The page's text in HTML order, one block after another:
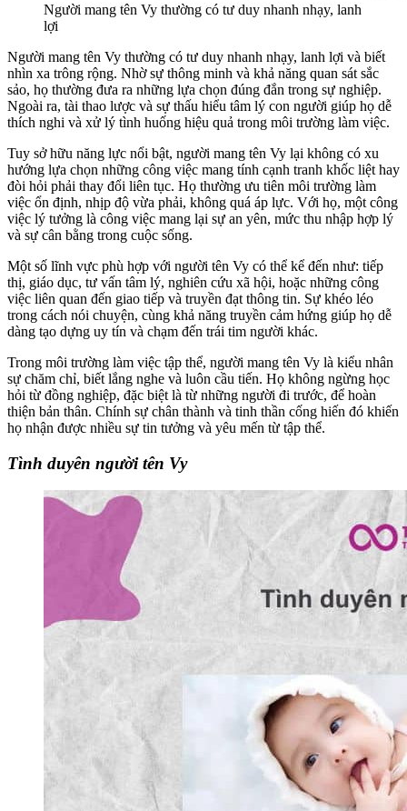
Người mang tên Vy thường có tư duy nhanh nhạy, lanh
lợi
Người mang tên Vy thường có tư duy nhanh nhạy, lanh lợi và biết
nhìn xa trông rộng. Nhờ sự thông minh và khả năng quan sát sắc
sảo, họ thường đưa ra những lựa chọn đúng đắn trong sự nghiệp.
Ngoài ra, tài thao lược và sự thấu hiểu tâm lý con người giúp họ dễ
thích nghi và xử lý tình huống hiệu quả trong môi trường làm việc.
Tuy sở hữu năng lực nổi bật, người mang tên Vy lại không có xu
hướng lựa chọn những công việc mang tính cạnh tranh khốc liệt hay
đòi hỏi phải thay đổi liên tục. Họ thường ưu tiên môi trường làm
việc ổn định, nhịp độ vừa phải, không quá áp lực. Với họ, một công
việc lý tưởng là công việc mang lại sự an yên, mức thu nhập hợp lý
và sự cân bằng trong cuộc sống.
Một số lĩnh vực phù hợp với người tên Vy có thể kể đến như: tiếp
thị, giáo dục, tư vấn tâm lý, nghiên cứu xã hội, hoặc những công
việc liên quan đến giao tiếp và truyền đạt thông tin. Sự khéo léo
trong cách nói chuyện, cùng khả năng truyền cảm hứng giúp họ dễ
dàng tạo dựng uy tín và chạm đến trái tim người khác.
Trong môi trường làm việc tập thể, người mang tên Vy là kiểu nhân
sự chăm chỉ, biết lắng nghe và luôn cầu tiến. Họ không ngừng học
hỏi từ đồng nghiệp, đặc biệt là từ những người đi trước, để hoàn
thiện bản thân. Chính sự chân thành và tinh thần cống hiến đó khiến
họ nhận được nhiều sự tin tưởng và yêu mến từ tập thể.
Tình duyên người tên Vy